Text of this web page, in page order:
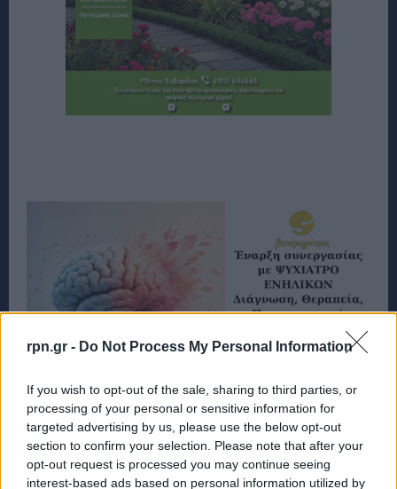
rpn.gr - Do Not Process My Personal Information
If you wish to opt-out of the sale, sharing to third parties, or
processing of your personal or sensitive information for
targeted advertising by us, please use the below opt-out
section to confirm your selection. Please note that after your
opt-out request is processed you may continue seeing
interest-based ads based on personal information utilized by